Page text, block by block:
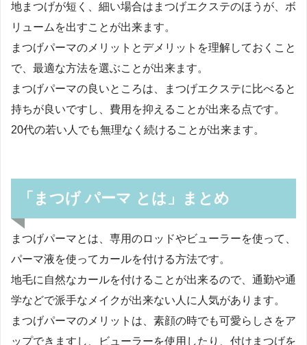
地まつげが短く、細い場合はまつげエクステのほうが、ボ
リュームを出すことが出来ます。
まつげパーマのメリットとデメリットを理解しておくこと
で、最適な方法を選ぶことが出来ます。
まつげパーマの良いところは、まつげエクステに比べると
持ちが良いですし、費用を抑えることが出来る点です。
20代の若い人でも無理なく続けることが出来ます。
「まつげ パーマ とは」まとめ
まつげパーマとは、専用のロッドやビューラーを使って、
パーマ液を使ってカールを付ける方法です。
地毛に自然なカールを付けることが出来るので、通勤や通
学などで派手なメイクが出来ない人に人気があります。
まつげパーマのメリットは、素顔の時でも可愛らしさをア
ップできますし、ビューラーを使用したり、付けまつげを